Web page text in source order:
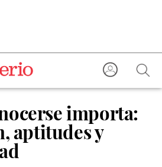
importa:
aptitudes y